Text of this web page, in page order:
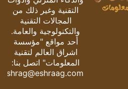
التقنية وغير ذلك من
المجالات التقنية
والتكنولوجية والعامة.
أحد مواقع "مؤسسة
اشراق العالم لتقنية
المعلومات" اتصل بنا:
eshrag@eshraag.com